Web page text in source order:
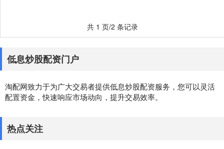
共 1 页/2 条记录
低息炒股配资门户
淘配网致力于为广大交易者提供低息炒股配资服务，您可以灵活
配置资金，快速响应市场动向，提升交易效率。
热点关注